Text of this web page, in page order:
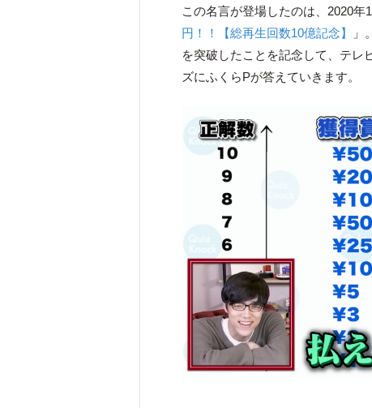
この名言が登場したのは、2020年
円！！【総再生回数10億記念】
」
を突破したことを記念して、テレ
ズにふくらPが答えていきます。